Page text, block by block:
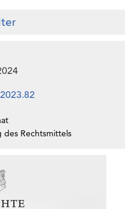
des Rechtsmittels